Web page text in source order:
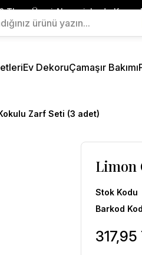
TL ve Üzeri Alışverişlerde Kargo
Ege Esintisi 2 Al 1 Öde
Missi Kokularda 3 Al 2 Öde
Ev DekoruÇamaşır Bakımı
Zarf Seti (3 adet)
Limon
Stok Kodu
Barkod
317,95